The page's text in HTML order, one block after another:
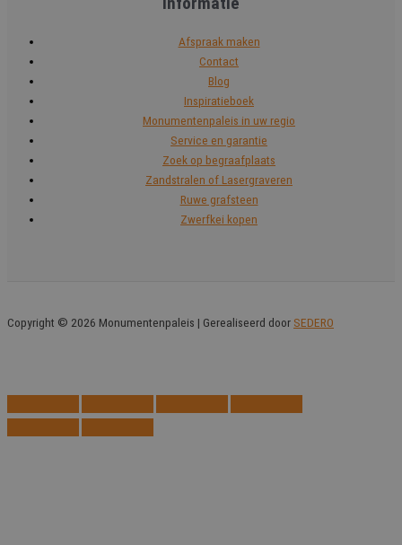
Afspraak maken
Contact
Blog
Inspiratieboek
Monumentenpaleis in uw regio
Service en garantie
Zoek op begraafplaats
Zandstralen of Lasergraveren
Ruwe grafsteen
Zwerfkei kopen
Copyright © 2026 Monumentenpaleis | Gerealiseerd door SEDERO